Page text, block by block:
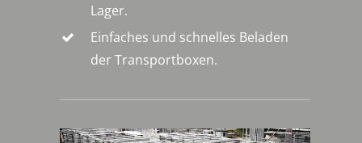
Lager.
Einfaches und schnelles Beladen
der Transportboxen.